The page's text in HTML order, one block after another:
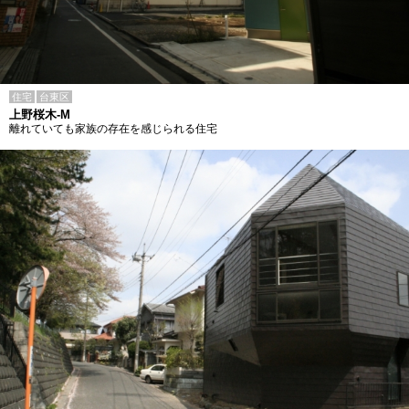
住宅 台東区
上野桜木-M
離れていても家族の存在を感じられる住宅